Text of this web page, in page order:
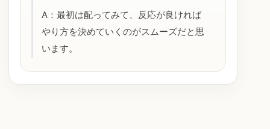
A：最初は配ってみて、反応が良ければ
やり方を決めていくのがスムーズだと思
います。